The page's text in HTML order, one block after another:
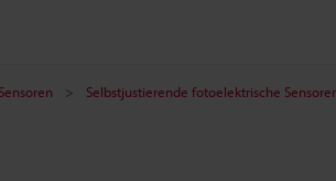
Selbstjustierende fotoelektrische